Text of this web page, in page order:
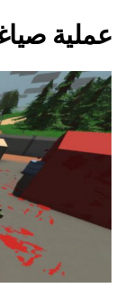
عملية